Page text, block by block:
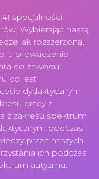
specjalności
Wybierając naszą
jak rozszerzoną.
a prowadzenie
do zawodu
co jest
dydaktycznym
pracy z
z zakresu spektrum
podczas
przez naszych
ich podczas
autyzmu.